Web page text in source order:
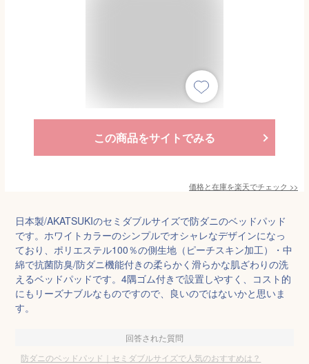
この商品をサイトでみる
価格と在庫を楽天でチェック >>
日本製/AKATSUKIのセミダブルサイズで防ダニのベッドパッド
です。ホワイトカラーのシンプルでオシャレなデザインになっ
ており、ポリエステル100％の側生地（ピーチスキン加工）・中
綿で抗菌防臭/防ダニ機能付きの柔らかく滑らかな肌ざわりの洗
えるベッドパッドです。4隅ゴム付きで設置しやすく、コスト的
にもリーズナブルなものですので、良いのではないかと思いま
す。
回答された質問
防ダニのベッドパッド｜セミダブルサイズで人気のおすすめは？